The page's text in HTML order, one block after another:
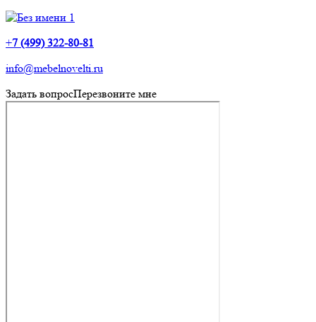
+7 (499) 322-80-81
info@mebelnovelti.ru
Задать вопросПерезвоните мне